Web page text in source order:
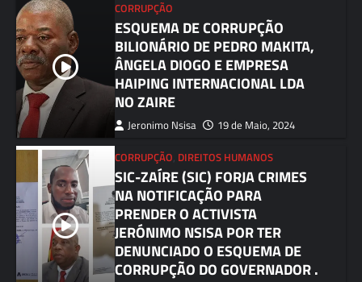
CORRUPÇÃO
ESQUEMA DE CORRUPÇÃO
BILIONÁRIO DE PEDRO MAKITA,
ÂNGELA DIOGO E EMPRESA
HAIPING INTERNACIONAL LDA
NO ZAIRE
Jeronimo Nsisa 19 de Maio, 2024
CORRUPÇÃO, DIREITOS HUMANOS
SIC-ZAÍRE (SIC) FORJA CRIMES
NA NOTIFICAÇÃO PARA
PRENDER O ACTIVISTA
JERÓNIMO NSISA POR TER
DENUNCIADO O ESQUEMA DE
CORRUPÇÃO DO GOVERNADOR .